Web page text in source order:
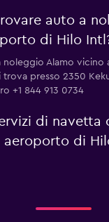
auto a
di Hilo
noleggio Alamo vicino
trova presso 2350
+1 844 913 0734
di navetta
di